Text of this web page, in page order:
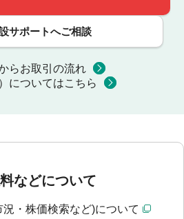
サポートへご相談
らお取引の流れ
についてはこちら
などについて
・株価検索など)について